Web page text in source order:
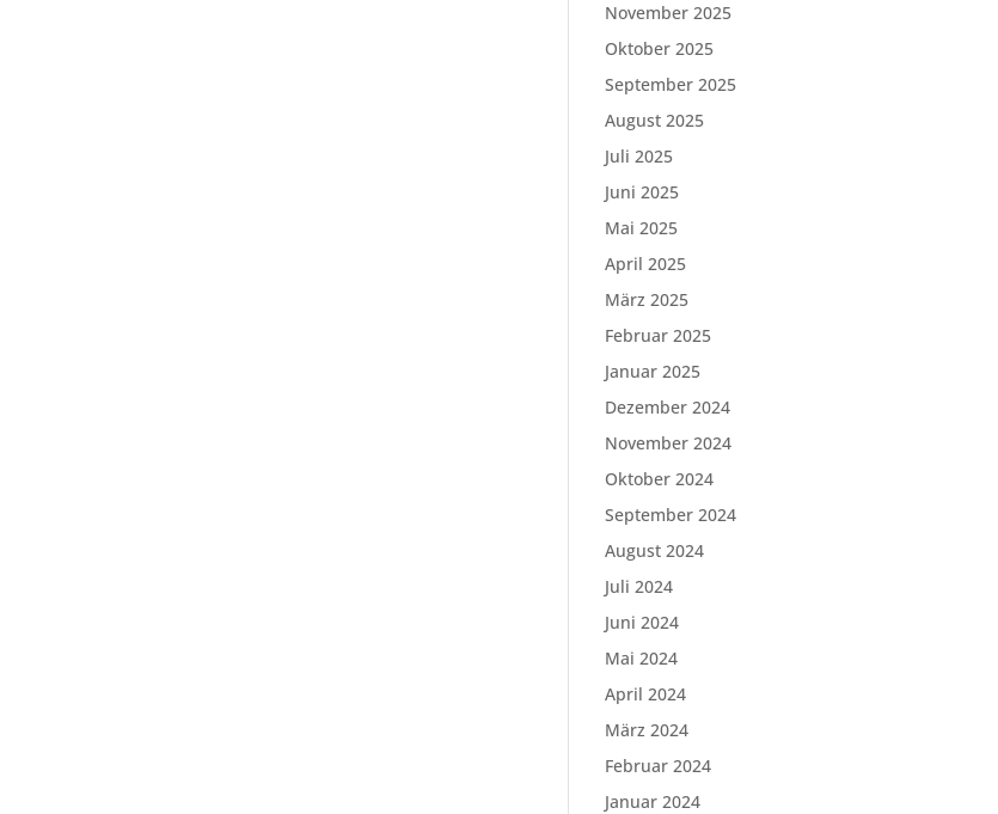
November 2025
Oktober 2025
September 2025
August 2025
Juli 2025
Juni 2025
Mai 2025
April 2025
März 2025
Februar 2025
Januar 2025
Dezember 2024
November 2024
Oktober 2024
September 2024
August 2024
Juli 2024
Juni 2024
Mai 2024
April 2024
März 2024
Februar 2024
Januar 2024